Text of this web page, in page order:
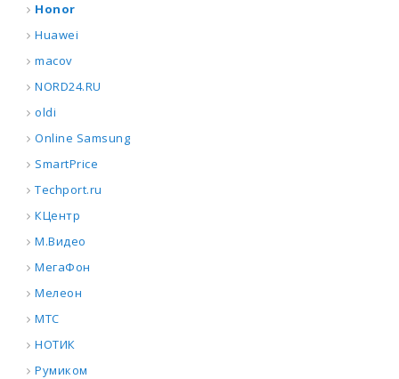
Honor
Huawei
macov
NORD24.RU
oldi
Online Samsung
SmartPrice
Techport.ru
КЦентр
М.Видео
МегаФон
Мелеон
МТС
НОТИК
Румиком